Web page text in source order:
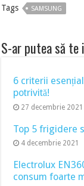
Tags SAMSUNG
S-ar putea să te
6 criterii
potrivită!
27 decembrie 2021
Top 5 frigidere
4 decembrie 2021
Electrolux
consum foarte